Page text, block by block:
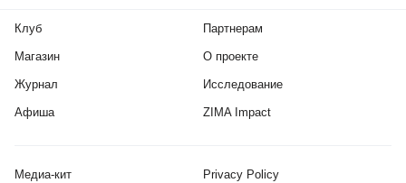
Клуб
Магазин
Журнал
Афиша
Партнерам
О проекте
Исследование
ZIMA Impact
Медиа-кит Privacy Policy